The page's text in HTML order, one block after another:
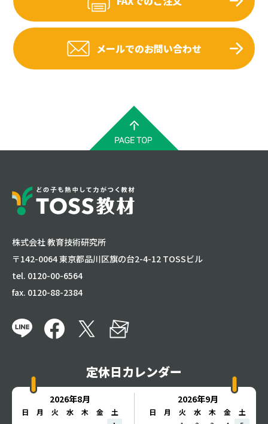
メールでのお問い合わせ
株式会社 教育技術研究所
〒142-0064 東京都品川区旗の台2-4-12 TOSSビル
tel. 0120-00-6564
fax. 0120-88-2384
定休日カレンダー
2026年8月
日 月 火 水 木 金
土
2026年9月
日 月 火 水 木 金
土